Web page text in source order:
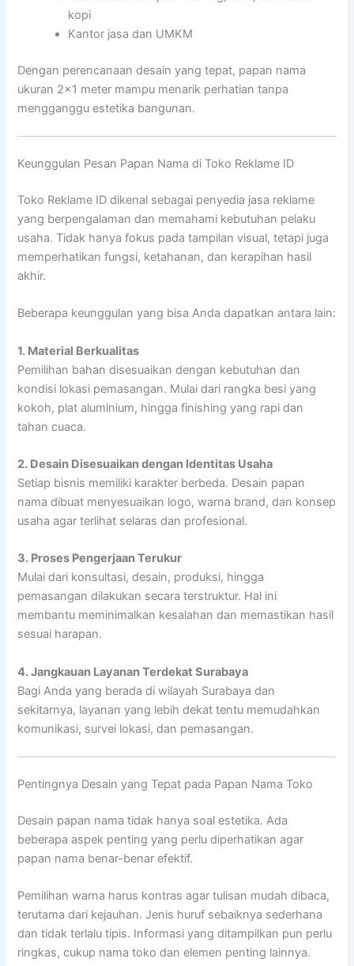
kopi
Kantor jasa dan UMKM
Dengan perencanaan desain yang tepat, papan nama
ukuran 2×1 meter mampu menarik perhatian tanpa
mengganggu estetika bangunan.
Keunggulan Pesan Papan Nama di Toko Reklame ID
Toko Reklame ID dikenal sebagai penyedia jasa reklame
yang berpengalaman dan memahami kebutuhan pelaku
usaha. Tidak hanya fokus pada tampilan visual, tetapi juga
memperhatikan fungsi, ketahanan, dan kerapihan hasil
akhir.
Beberapa keunggulan yang bisa Anda dapatkan antara lain:
1. Material Berkualitas
Pemilihan bahan disesuaikan dengan kebutuhan dan
kondisi lokasi pemasangan. Mulai dari rangka besi yang
kokoh, plat aluminium, hingga finishing yang rapi dan
tahan cuaca.
2. Desain Disesuaikan dengan Identitas Usaha
Setiap bisnis memiliki karakter berbeda. Desain papan
nama dibuat menyesuaikan logo, warna brand, dan konsep
usaha agar terlihat selaras dan profesional.
3. Proses Pengerjaan Terukur
Mulai dari konsultasi, desain, produksi, hingga
pemasangan dilakukan secara terstruktur. Hal ini
membantu meminimalkan kesalahan dan memastikan hasil
sesuai harapan.
4. Jangkauan Layanan Terdekat Surabaya
Bagi Anda yang berada di wilayah Surabaya dan
sekitarnya, layanan yang lebih dekat tentu memudahkan
komunikasi, survei lokasi, dan pemasangan.
Pentingnya Desain yang Tepat pada Papan Nama Toko
Desain papan nama tidak hanya soal estetika. Ada
beberapa aspek penting yang perlu diperhatikan agar
papan nama benar-benar efektif.
Pemilihan warna harus kontras agar tulisan mudah dibaca,
terutama dari kejauhan. Jenis huruf sebaiknya sederhana
dan tidak terlalu tipis. Informasi yang ditampilkan pun perlu
ringkas, cukup nama toko dan elemen penting lainnya.